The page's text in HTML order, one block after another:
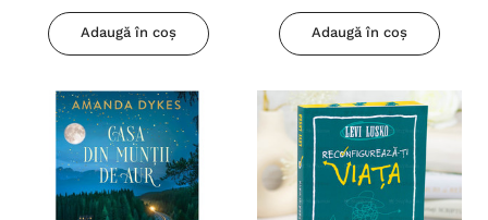
Adaugă în coș Adaugă în coș